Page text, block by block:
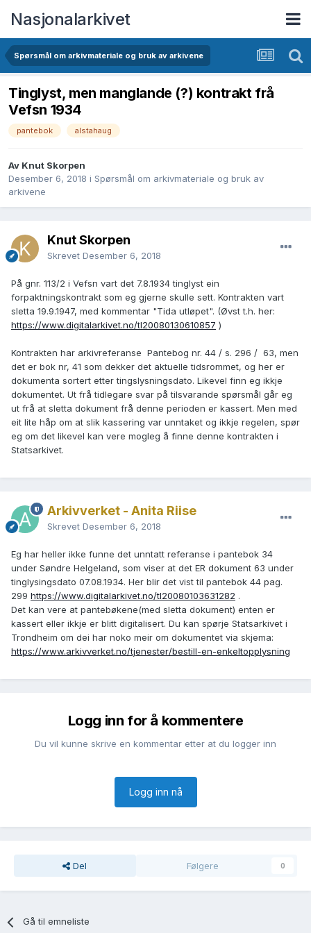
Nasjonalarkivet
Spørsmål om arkivmateriale og bruk av arkivene
Tinglyst, men manglande (?) kontrakt frå
Vefsn 1934
pantebok alstahaug
Av Knut Skorpen
Desember 6, 2018 i Spørsmål om arkivmateriale og bruk av
arkivene
Knut Skorpen
Skrevet Desember 6, 2018
På gnr. 113/2 i Vefsn vart det 7.8.1934 tinglyst ein
forpaktningskontrakt som eg gjerne skulle sett. Kontrakten vart
sletta 19.9.1947, med kommentar "Tida utløpet". (Øvst t.h. her:
https://www.digitalarkivet.no/tl20080130610857 )
Kontrakten har arkivreferanse Pantebog nr. 44 / s. 296 / 63, men
det er bok nr, 41 som dekker det aktuelle tidsrommet, og her er
dokumenta sortert etter tingslysningsdato. Likevel finn eg ikkje
dokumentet. Ut frå tidlegare svar på tilsvarande spørsmål går eg
ut frå at sletta dokument frå denne perioden er kassert. Men med
eit lite håp om at slik kassering var unntaket og ikkje regelen, spør
eg om det likevel kan vere mogleg å finne denne kontrakten i
Statsarkivet.
Arkivverket - Anita Riise
Skrevet Desember 6, 2018
Eg har heller ikke funne det unntatt referanse i pantebok 34
under Søndre Helgeland, som viser at det ER dokument 63 under
tinglysingsdato 07.08.1934. Her blir det vist til pantebok 44 pag.
299 https://www.digitalarkivet.no/tl20080103631282 .
Det kan vere at pantebøkene(med sletta dokument) enten er
kassert eller ikkje er blitt digitalisert. Du kan spørje Statsarkivet i
Trondheim om dei har noko meir om dokumentet via skjema:
https://www.arkivverket.no/tjenester/bestill-en-enkeltopplysning
Logg inn for å kommentere
Du vil kunne skrive en kommentar etter at du logger inn
Logg inn nå
Del Følgere 0
Gå til emneliste